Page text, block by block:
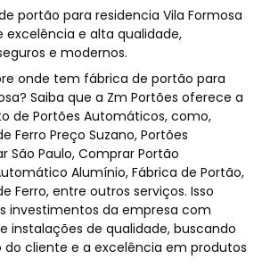
portão para residencia Vila Formosa
excelência e alta qualidade,
e modernos.
onde tem fábrica de portão para
Saiba que a Zm Portões oferece a
de Portões Automáticos, como,
Ferro Preço Suzano, Portões
São Paulo, Comprar Portão
Alumínio, Fábrica de Portão,
Ferro, entre outros serviços. Isso
investimentos da empresa com
instalações de qualidade, buscando
cliente e a excelência em produtos